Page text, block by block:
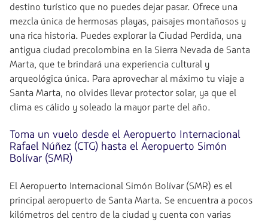
destino turístico que no puedes dejar pasar. Ofrece una
mezcla única de hermosas playas, paisajes montañosos y
una rica historia. Puedes explorar la Ciudad Perdida, una
antigua ciudad precolombina en la Sierra Nevada de Santa
Marta, que te brindará una experiencia cultural y
arqueológica única. Para aprovechar al máximo tu viaje a
Santa Marta, no olvides llevar protector solar, ya que el
clima es cálido y soleado la mayor parte del año.
Toma un vuelo desde el Aeropuerto Internacional
Rafael Núñez (CTG) hasta el Aeropuerto Simón
Bolívar (SMR)
El Aeropuerto Internacional Simón Bolívar (SMR) es el
principal aeropuerto de Santa Marta. Se encuentra a pocos
kilómetros del centro de la ciudad y cuenta con varias